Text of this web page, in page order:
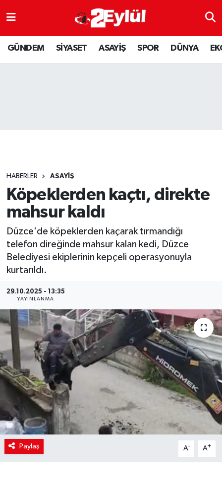
GÜNDEM SİYASET ASAYİŞ SPOR DÜNYA
HABERLER ASAYİŞ
Köpeklerden kaçtı, direkte
mahsur kaldı
Düzce'de köpeklerden kaçarak tırmandığı
telefon direğinde mahsur kalan kedi, Düzce
Belediyesi ekiplerinin kepçeli operasyonuyla
kurtarıldı.
29.10.2025 - 13:35
YAYINLANMA
Paylaş A- A+
ASAYİŞ
DÜNYA
SPOR
YAŞAM
Nöbetçi Eczaneler
Hava Durumu
Son Dakika Haberleri
Haber Arşivi